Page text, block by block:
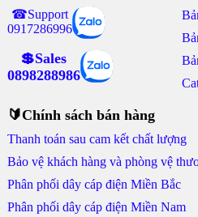
☎Support
0917286996
💲Sales
0898288986
🔰Chính sách bán hàng
Thanh toán sau cam kết chất lượng
Bảo vệ khách hàng và phòng vệ
Phân phối dây cáp điện Miền Bắc
Phân phối dây cáp điện Miền Nam